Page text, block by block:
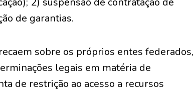
de garantias.
sobre os próprios entes federados,
legais em matéria de
de restrição ao acesso a recursos